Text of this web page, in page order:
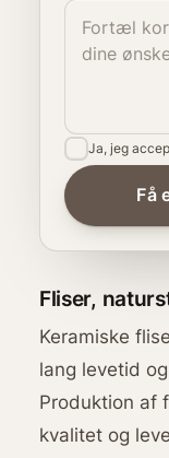
Ja, jeg
Fliser,
Keramiske
lang levetid
Produktion af
kvalitet og